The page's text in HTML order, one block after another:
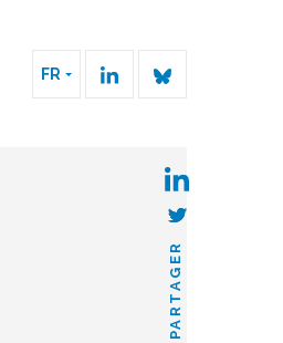
FR
PARTAGER